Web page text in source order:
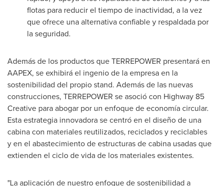
flotas para reducir el tiempo de inactividad, a la vez
que ofrece una alternativa confiable y respaldada por
la seguridad.
Además de los productos que TERREPOWER presentará en
AAPEX, se exhibirá el ingenio de la empresa en la
sostenibilidad del propio stand. Además de las nuevas
construcciones, TERREPOWER se asoció con Highway 85
Creative para abogar por un enfoque de economía circular.
Esta estrategia innovadora se centró en el diseño de una
cabina con materiales reutilizados, reciclados y reciclables
y en el abastecimiento de estructuras de cabina usadas que
extienden el ciclo de vida de los materiales existentes.
"La aplicación de nuestro enfoque de sostenibilidad a